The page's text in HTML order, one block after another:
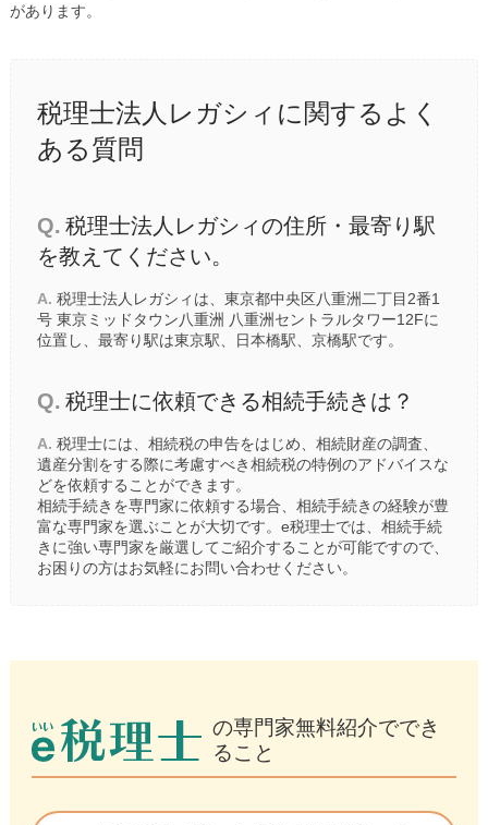
があります。
税理士法人レガシィに関するよく
ある質問
Q. 税理士法人レガシィの住所・最寄り駅
を教えてください。
A. 税理士法人レガシィは、東京都中央区八重洲二丁目2番1
号 東京ミッドタウン八重洲 八重洲セントラルタワー12Fに
位置し、最寄り駅は東京駅 日本橋駅 京橋駅です。
Q. 税理士に依頼できる相続手続きは？
A. 税理士には、相続税の申告をはじめ、相続財産の調査、
遺産分割をする際に考慮すべき相続税の特例のアドバイスな
どを依頼することができます。
相続手続きを専門家に依頼する場合、相続手続きの経験が豊
富な専門家を選ぶことが大切です。e税理士では、相続手続
きに強い専門家を厳選してご紹介することが可能ですので、
お困りの方はお気軽にお問い合わせください。
の専門家無料紹介ででき
ること